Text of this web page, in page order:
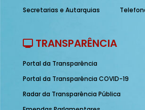
Secretarias e Autarquias
TRANSPARÊNCIA
Portal da Transparência
Portal da Transparência COVID-19
Radar da Transparência Pública